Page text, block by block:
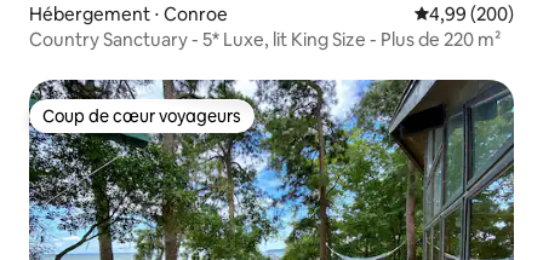
Hébergement ⋅ Conroe Évaluation
4,99 (200)
Country Sanctuary - 5* Luxe, lit King Size - Plus de 220 m²
Coup de cœur voyageurs
Coup de cœur voyageurs